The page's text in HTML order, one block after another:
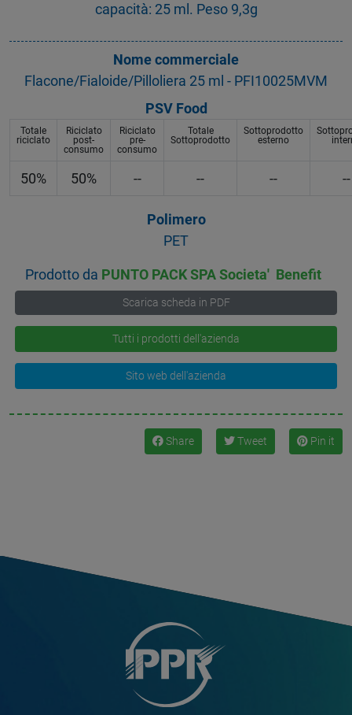
capacità: 25 ml. Peso 9,3g
Nome commerciale
Flacone/Fialoide/Pilloliera 25 ml - PFI10025MVM
PSV Food
Totale
riciclato
Riciclato
post-
consumo
Riciclato
pre-
consumo
Totale
Sottoprodotto
Sottoprodotto
esterno
50% 50% -- -- -- --
Polimero
PET
Prodotto da PUNTO PACK SPA Societa' Benefit
Scarica scheda in PDF
Tutti i prodotti dell'azienda
Sito web dell'azienda
Share Tweet Pin it